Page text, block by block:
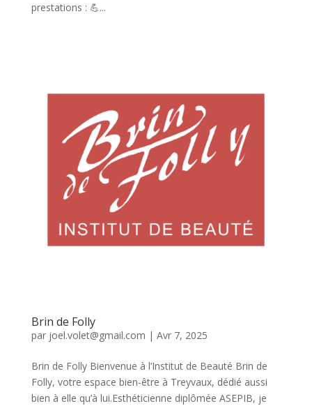
prestations : 💪...
Brin de Folly
par joel.volet@gmail.com | Avr 7, 2025
Brin de Folly Bienvenue à l’Institut de Beauté Brin de
Folly, votre espace bien-être à Treyvaux, dédié aussi
bien à elle qu’à lui.Esthéticienne diplômée ASEPIB, je